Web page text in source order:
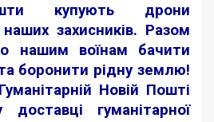
купують дрони
захисників. Разом
нашим воїнам бачити
боронити рідну землю!
Новій Пошті
гуманітарної